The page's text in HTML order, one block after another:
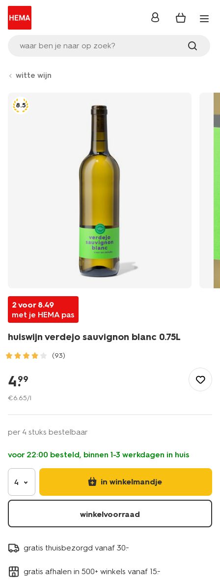
waar ben je naar op zoek?
inloggen
witte wijn
8.5
2 voor 8.49
met je HEMA pas
huiswijn verdejo sauvignon blanc 0.75L
(93)
drinken/wijn/witte-
wijn/huiswijn-
verdejo-
blanc-
17375000.html
4.
99
€6.65/l
per 4 stuks bestelbaar
voor 22:00 besteld, binnen 1-3 werkdagen in huis
4 in winkelmandje
winkelvoorraad
gratis thuisbezorgd vanaf 30.-
gratis afhalen in 500+ winkels vanaf 15.-